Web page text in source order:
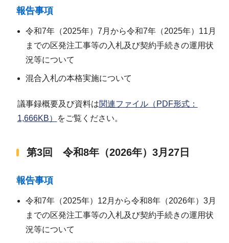
報告事項
令和7年（2025年）7月から令和7年（2025年）11月
までの区発注工事等の入札及び契約手続きの運用状
況等について
混合入札の本格実施について
議事録概要及び資料は関連ファイル（PDF形式：
1,666KB）
をご覧ください。
第3回 令和8年（2026年）3月27日
報告事項
令和7年（2025年）12月から令和8年（2026年）3月
までの区発注工事等の入札及び契約手続きの運用状
況等について